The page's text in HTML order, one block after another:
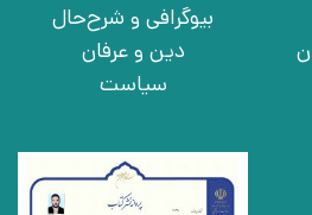
بیوگرافی و شرح‌حال
دین و عرفان
سیاست